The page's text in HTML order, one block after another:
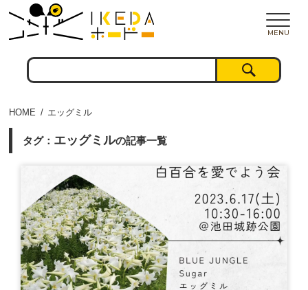
MENU
HOME エッグミル
タグ： エッグミルの記事一覧